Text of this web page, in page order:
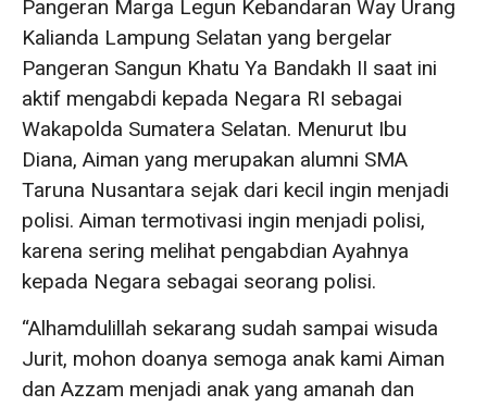
Pangeran Marga Legun Kebandaran Way Urang
Kalianda Lampung Selatan yang bergelar
Pangeran Sangun Khatu Ya Bandakh II saat ini
aktif mengabdi kepada Negara RI sebagai
Wakapolda Sumatera Selatan. Menurut Ibu
Diana, Aiman yang merupakan alumni SMA
Taruna Nusantara sejak dari kecil ingin menjadi
polisi. Aiman termotivasi ingin menjadi polisi,
karena sering melihat pengabdian Ayahnya
kepada Negara sebagai seorang polisi.
“Alhamdulillah sekarang sudah sampai wisuda
Jurit, mohon doanya semoga anak kami Aiman
dan Azzam menjadi anak yang amanah dan